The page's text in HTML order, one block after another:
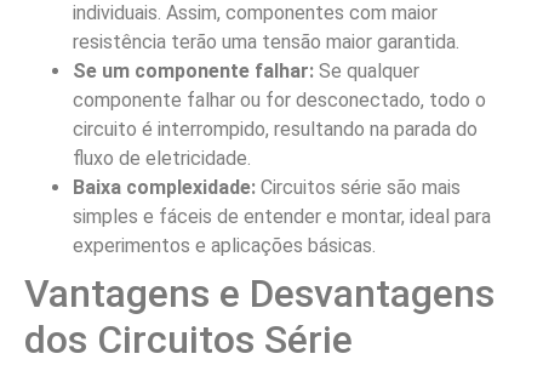
individuais. Assim, componentes com maior
resistência terão uma tensão maior garantida.
Se um componente falhar: Se qualquer
componente falhar ou for desconectado, todo o
circuito é interrompido, resultando na parada do
fluxo de eletricidade.
Baixa complexidade: Circuitos série são mais
simples e fáceis de entender e montar, ideal para
experimentos e aplicações básicas.
Vantagens e Desvantagens
dos Circuitos Série